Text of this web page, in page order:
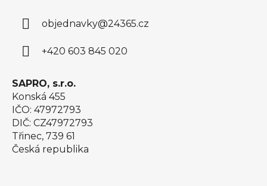
objednavky@24365.cz
+420 603 845 020
SAPRO, s.r.o.
Konská 455
IČO: 47972793
DIČ: CZ47972793
Třinec, 739 61
Česká republika